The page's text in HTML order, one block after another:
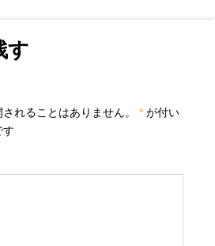
す
れることはありません。 * が付い
す